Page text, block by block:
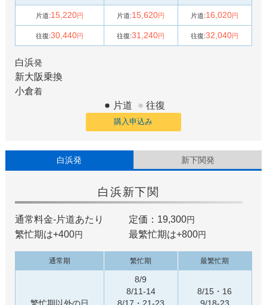
片道:15,220円 片道:15,620円 片道:16,020円
往復:30,440円 往復:31,240円 往復:32,040円
白浜発
新大阪乗換
小倉着
片道 往復
購入申込み
白浜発 新下関発
白浜新下関
通常料金-片道あたり 定価：19,300円
繁忙期は+400円 最繁忙期は+800円
通常期 繁忙期 最繁忙期
8/9
8/11-14
8/15・16